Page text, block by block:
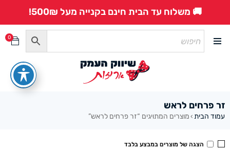
🚚 משלוח עד הבית חינם בקנייה מעל 500₪!
0
זר פרחים לראש
עמוד הבית › מוצרים המתויגים “זר פרחים לראש”
הצגה של מוצרים במבצע בלבד